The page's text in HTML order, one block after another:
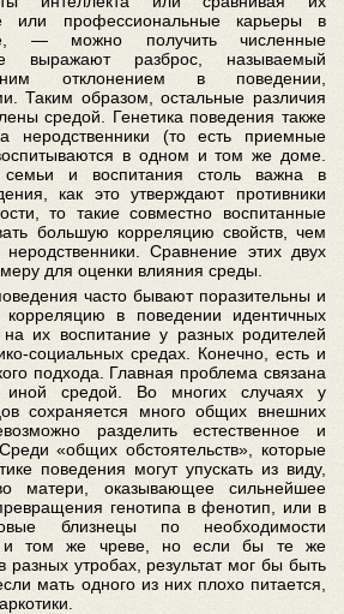
или профессиональные карьеры в
— можно получить численные
выражают разброс, называемый
отклонением в поведении,
Таким образом, остальные различия
средой. Генетика поведения также
неродственники (то есть приемные
в одном и том же доме.
и воспитания столь важна в
как это утверждают противники
то такие совместно воспитанные
большую корреляцию свойств, чем
Сравнение этих двух
для оценки влияния среды.
часто бывают поразительны и
корреляцию в поведении идентичных
их воспитание у разных родителей
социальных средах. Конечно, есть и
подхода. Главная проблема связана
средой. Во многих случаях у
сохраняется много общих внешних
разделить естественное и
«общих обстоятельств», которые
поведения могут упускать из виду,
матери, оказывающее сильнейшее
генотипа в фенотип, или в
близнецы по необходимости
и том же чреве, но если бы те же
разных утробах, результат мог бы быть
мать одного из них плохо питается,